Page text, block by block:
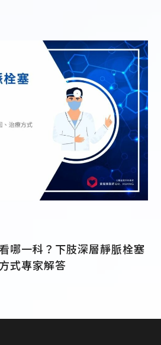
哪一科？下肢深層靜脈栓塞
式專家解答